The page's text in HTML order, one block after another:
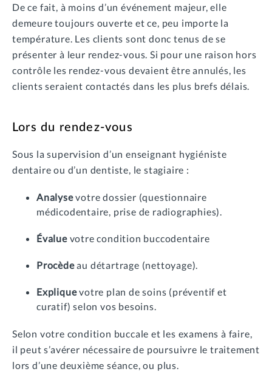
De ce fait, à moins d’un événement majeur, elle
demeure toujours ouverte et ce, peu importe la
température. Les clients sont donc tenus de se
présenter à leur rendez-vous. Si pour une raison hors
contrôle les rendez-vous devaient être annulés, les
clients seraient contactés dans les plus brefs délais.
Lors du rendez-vous
Sous la supervision d’un enseignant hygiéniste
dentaire ou d’un dentiste, le stagiaire :
Analysevotre dossier (questionnaire
médicodentaire, prise de radiographies).
Évaluevotre condition buccodentaire
Procèdeau détartrage (nettoyage).
Expliquevotre plan de soins (préventif et
curatif) selon vos besoins.
Selon votre condition buccale et les examens à faire,
il peut s’avérer nécessaire de poursuivre le traitement
lors d’une deuxième séance, ou plus.